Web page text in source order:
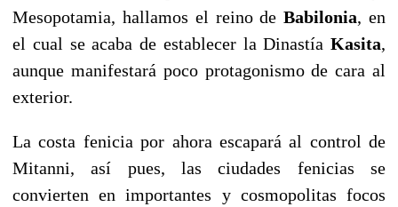
Mesopotamia, hallamos el reino deBabilonia, en
el cual se acaba de establecer la Dinastía Kasita,
aunque manifestará poco protagonismo de cara al
exterior.
La costa fenicia por ahora escapará al control de
Mitanni, así pues, las ciudades fenicias se
convierten en importantes y cosmopolitas focos